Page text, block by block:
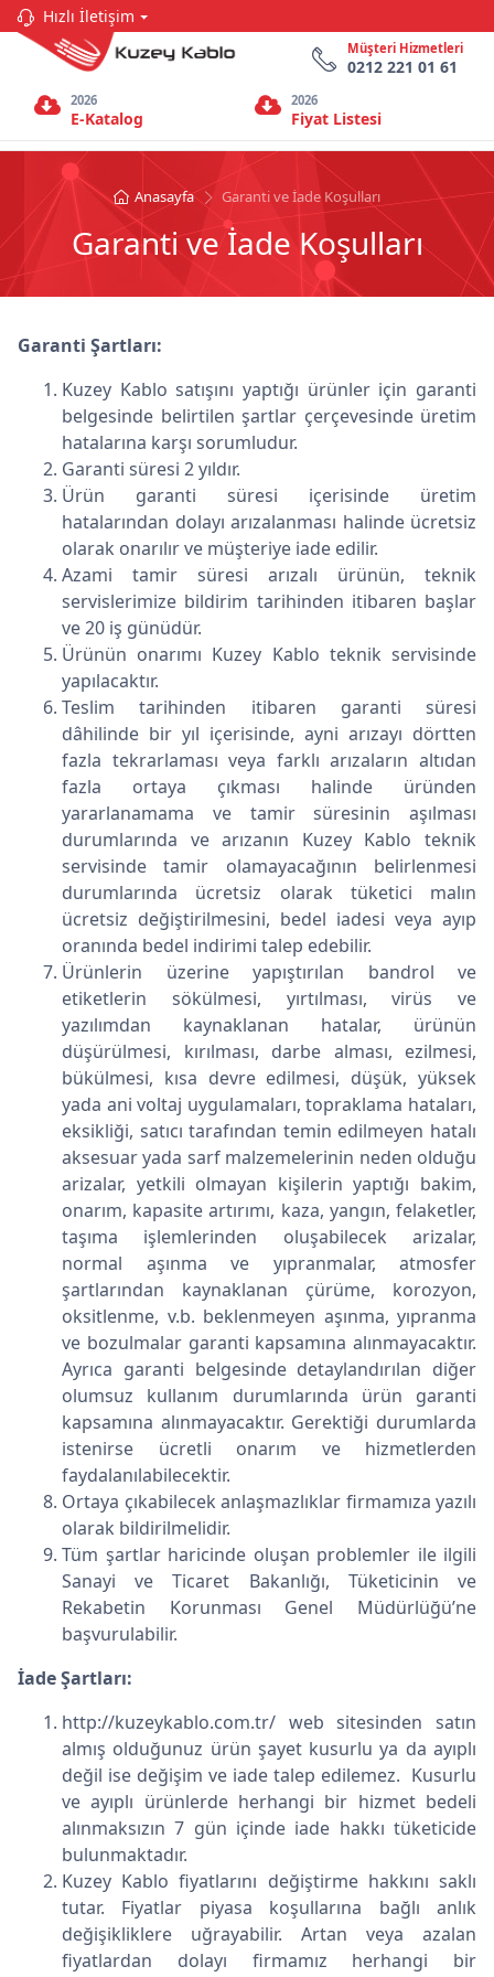
Hızlı İletişim
Müşteri Hizmetleri
0212 221 01 61
2026
E-Katalog
2026
Fiyat Listesi
Anasayfa Garanti ve İade Koşulları
Garanti ve İade Koşulları
Garanti Şartları:
Kuzey Kablo satışını yaptığı ürünler için garanti
belgesinde belirtilen şartlar çerçevesinde üretim
hatalarına karşı sorumludur.
Garanti süresi 2 yıldır.
Ürün garanti süresi içerisinde üretim
hatalarından dolayı arızalanması halinde ücretsiz
olarak onarılır ve müşteriye iade edilir.
Azami tamir süresi arızalı ürünün, teknik
servislerimize bildirim tarihinden itibaren başlar
ve 20 iş günüdür.
Ürünün onarımı Kuzey Kablo teknik servisinde
yapılacaktır.
Teslim tarihinden itibaren garanti süresi
dâhilinde bir yıl içerisinde, ayni arızayı dörtten
fazla tekrarlaması veya farklı arızaların altıdan
fazla ortaya çıkması halinde üründen
yararlanamama ve tamir süresinin aşılması
durumlarında ve arızanın Kuzey Kablo teknik
servisinde tamir olamayacağının belirlenmesi
durumlarında ücretsiz olarak tüketici malın
ücretsiz değiştirilmesini, bedel iadesi veya ayıp
oranında bedel indirimi talep edebilir.
Ürünlerin üzerine yapıştırılan bandrol ve
etiketlerin sökülmesi, yırtılması, virüs ve
yazılımdan kaynaklanan hatalar, ürünün
düşürülmesi, kırılması, darbe alması, ezilmesi,
bükülmesi, kısa devre edilmesi, düşük, yüksek
yada ani voltaj uygulamaları, topraklama hataları,
eksikliği, satıcı tarafından temin edilmeyen hatalı
aksesuar yada sarf malzemelerinin neden olduğu
arizalar, yetkili olmayan kişilerin yaptığı bakim,
onarım, kapasite artırımı, kaza, yangın, felaketler,
taşıma işlemlerinden oluşabilecek arizalar,
normal aşınma ve yıpranmalar, atmosfer
şartlarından kaynaklanan çürüme, korozyon,
oksitlenme, v.b. beklenmeyen aşınma, yıpranma
ve bozulmalar garanti kapsamına alınmayacaktır.
Ayrıca garanti belgesinde detaylandırılan diğer
olumsuz kullanım durumlarında ürün garanti
kapsamına alınmayacaktır. Gerektiği durumlarda
istenirse ücretli onarım ve hizmetlerden
faydalanılabilecektir.
Ortaya çıkabilecek anlaşmazlıklar firmamıza yazılı
olarak bildirilmelidir.
Tüm şartlar haricinde oluşan problemler ile ilgili
Sanayi ve Ticaret Bakanlığı, Tüketicinin ve
Rekabetin Korunması Genel Müdürlüğü’ne
başvurulabilir.
İade Şartları:
http://kuzeykablo.com.tr/ web sitesinden satın
almış olduğunuz ürün şayet kusurlu ya da ayıplı
değil ise değişim ve iade talep edilemez. Kusurlu
ve ayıplı ürünlerde herhangi bir hizmet bedeli
alınmaksızın 7 gün içinde iade hakkı tüketicide
bulunmaktadır.
Kuzey Kablo fiyatlarını değiştirme hakkını saklı
tutar. Fiyatlar piyasa koşullarına bağlı anlık
değişikliklere uğrayabilir. Artan veya azalan
fiyatlardan dolayı firmamız herhangi bir